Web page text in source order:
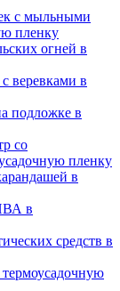
с мыльными
пленку
огней в
веревками в
подложке в
со
пленку
в
в
средств в
термоусадочную